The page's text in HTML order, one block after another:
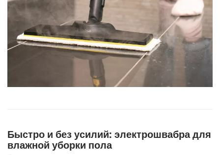
Быстро и без усилий: электрошвабра для
влажной уборки пола